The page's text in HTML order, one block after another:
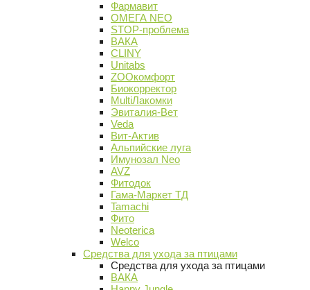
Фармавит
ОМЕГА NEO
STOP-проблема
ВАКА
CLINY
Unitabs
ZOOкомфорт
Биокорректор
MultiЛакомки
Эвиталия-Вет
Veda
Вит-Актив
Альпийские луга
Имунозал Neo
AVZ
Фитодок
Гама-Маркет ТД
Tamachi
Фито
Neoterica
Welco
Средства для ухода за птицами
Средства для ухода за птицами
ВАКА